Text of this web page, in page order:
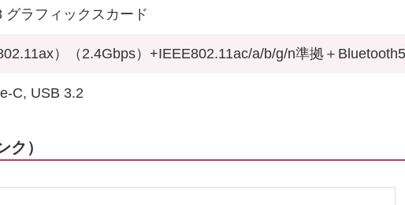
グラフィックスカード
）（2.4Gbps）+IEEE802.11ac/a/b/g/n準拠＋
C, USB 3.2
ク）